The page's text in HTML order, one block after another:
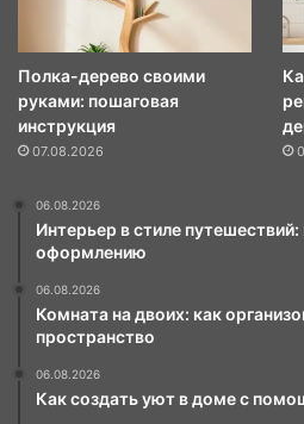
Полка-дерево своими
руками: пошаговая
инструкция
07.08.2026
06.08.2026
Интерьер в стиле
оформлению
06.08.2026
Комната на двоих: как
пространство
06.08.2026
Как создать уют в доме с